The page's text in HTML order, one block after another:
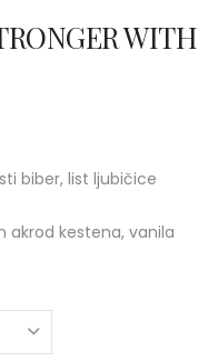
WITH
biber, list ljubičice
akrod kestena, vanila